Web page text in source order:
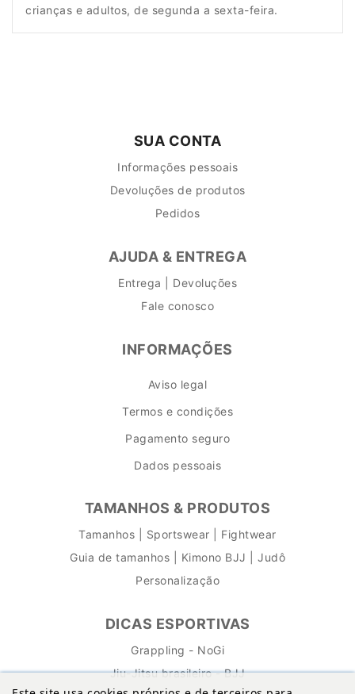
crianças e adultos, de segunda a sexta-feira.
SUA CONTA
Informações pessoais
Devoluções de produtos
Pedidos
AJUDA & ENTREGA
Entrega | Devoluções
Fale conosco
INFORMAÇÕES
Aviso legal
Termos e condições
Pagamento seguro
Dados pessoais
TAMANHOS & PRODUTOS
Tamanhos | Sportswear | Fightwear
Guia de tamanhos | Kimono BJJ | Judô
Personalização
DICAS ESPORTIVAS
Grappling - NoGi
Jiu-Jitsu brasileiro - BJJ